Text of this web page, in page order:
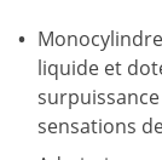
liquide et
sensations